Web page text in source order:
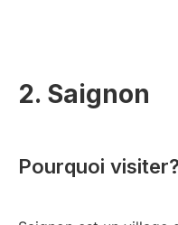
2. Saignon
Pourquoi visiter?